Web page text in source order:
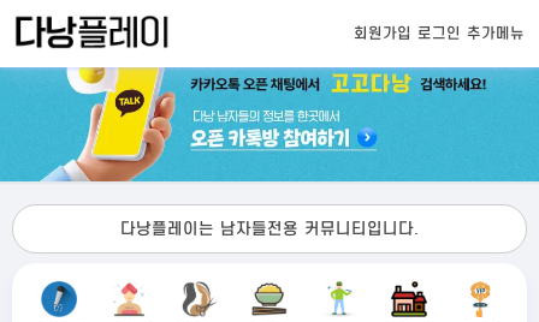
회원가입 로그인 추가메뉴
다낭플레이는 남자들전용 커뮤니티입니다.